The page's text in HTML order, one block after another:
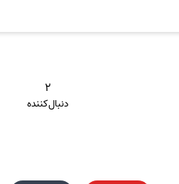
۲
دنبال‌کننده